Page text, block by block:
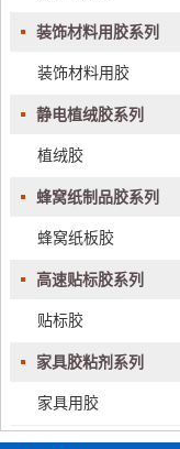
装饰材料用胶系列
装饰材料用胶
静电植绒胶系列
植绒胶
蜂窝纸制品胶系列
蜂窝纸板胶
高速贴标胶系列
贴标胶
家具胶粘剂系列
家具用胶